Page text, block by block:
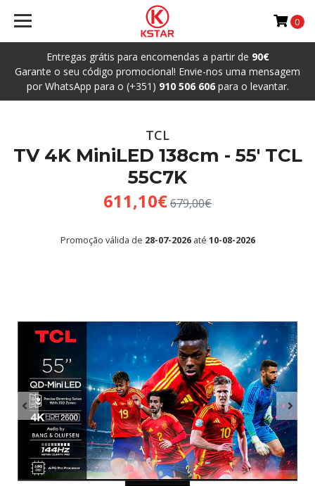
Entregas grátis para encomendas a partir de 90€
Garante o seu código promocional! Envie-nos uma mensagem
por WhatsApp para o (+351) 910 506 606para o levantar.
0
TCL
TV 4K MiniLED 138cm - 55' TCL
55C7K
611,10€679,00€
Promoção válida de 28-07-2026até 10-08-2026